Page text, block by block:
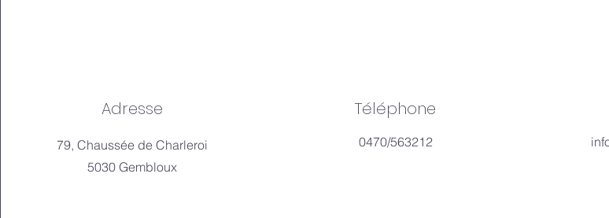
Adresse
79, Chaussée de Charleroi
5030 Gembloux
Téléphone
0470/563212